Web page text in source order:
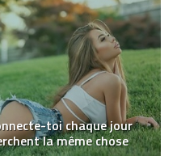
toi chaque jour
la même chose